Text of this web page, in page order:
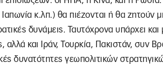
Ιαπωνία κ.λπ.) θα πιέζονται ή θα ζητούν
δυνάμεις. Ταυτόχρονα υπάρχει
και Ιράν, Τουρκία, Πακιστάν, συν
δυνατότητες γεωπολιτικών